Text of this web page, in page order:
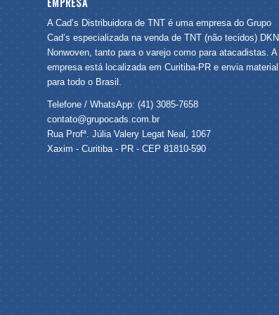
A Cad’s Distribuidora de TNT é uma empresa do Grupo
Cad’s especializada na venda de TNT (não tecidos) DKN
Nonwoven, tanto para o varejo como para atacadistas. A
empresa está localizada em Curitiba-PR e envia material
para todo o Brasil.
Telefone / WhatsApp: (41) 3085-7658
contato@grupocads.com.br
Rua Profª. Júlia Valery Legat Neal, 1067
Xaxim - Curitiba - PR - CEP 81810-590